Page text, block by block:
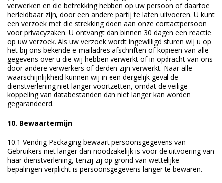
verwerken en die betrekking hebben op uw persoon of daartoe
herleidbaar zijn, door een andere partij te laten uitvoeren. U kunt
een verzoek met die strekking doen aan onze contactpersoon
voor privacyzaken. U ontvangt dan binnen 30 dagen een reactie
op uw verzoek. Als uw verzoek wordt ingewilligd sturen wij u op
het bij ons bekende e-mailadres afschriften of kopieën van alle
gegevens over u die wij hebben verwerkt of in opdracht van ons
door andere verwerkers of derden zijn verwerkt. Naar alle
waarschijnlijkheid kunnen wij in een dergelijk geval de
dienstverlening niet langer voortzetten, omdat de veilige
koppeling van databestanden dan niet langer kan worden
gegarandeerd.
10. Bewaartermijn
10.1 Vendrig Packaging bewaart persoonsgegevens van
Gebruikers niet langer dan noodzakelijk is voor de uitvoering van
haar dienstverlening, tenzij zij op grond van wettelijke
bepalingen verplicht is persoonsgegevens langer te bewaren.